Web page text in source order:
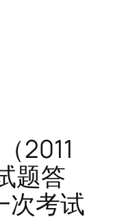
2011
题答
次考试